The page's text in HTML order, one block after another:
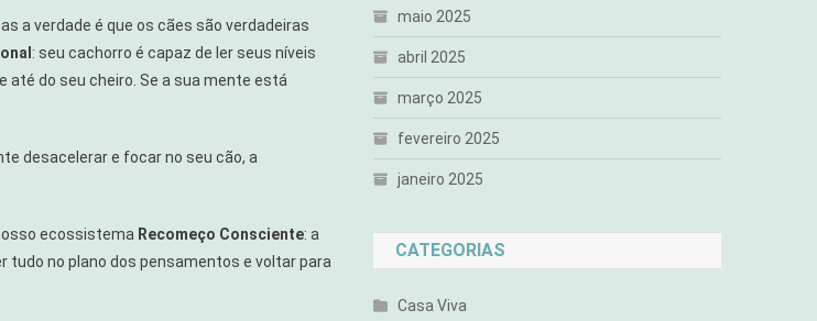
a verdade é que os cães são verdadeiras
: seu cachorro é capaz de ler seus níveis
até do seu cheiro. Se a sua mente está
desacelerar e focar no seu cão, a
ecossistema Recomeço Consciente: a
tudo no plano dos pensamentos e voltar para
maio 2025
abril 2025
março 2025
fevereiro 2025
janeiro 2025
CATEGORIAS
Casa Viva